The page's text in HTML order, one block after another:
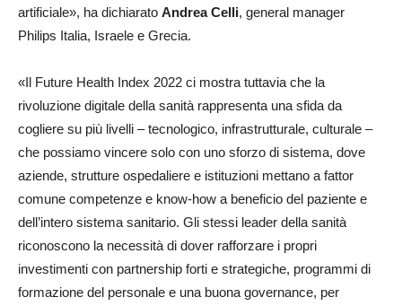
artificiale», ha dichiarato Andrea Celli, general manager
Philips Italia, Israele e Grecia.
«Il Future Health Index 2022 ci mostra tuttavia che la
rivoluzione digitale della sanità rappresenta una sfida da
cogliere su più livelli – tecnologico, infrastrutturale, culturale –
che possiamo vincere solo con uno sforzo di sistema, dove
aziende, strutture ospedaliere e istituzioni mettano a fattor
comune competenze e know-how a beneficio del paziente e
dell’intero sistema sanitario. Gli stessi leader della sanità
riconoscono la necessità di dover rafforzare i propri
investimenti con partnership forti e strategiche, programmi di
formazione del personale e una buona governance, per